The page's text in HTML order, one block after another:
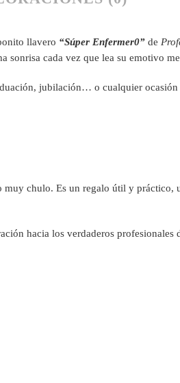
llavero “Súper Enfermer0” de
sonrisa cada vez que lea su emotivo
jubilación… o cualquier ocasión
chulo. Es un regalo útil y
hacia los verdaderos profesionales